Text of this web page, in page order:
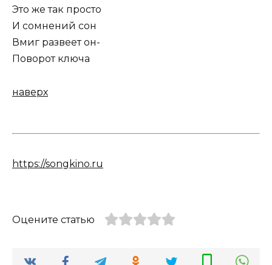
Это же так просто
И сомнений сон
Вмиг развеет он-
Поворот ключа
наверх
https://songkino.ru
Оцените статью